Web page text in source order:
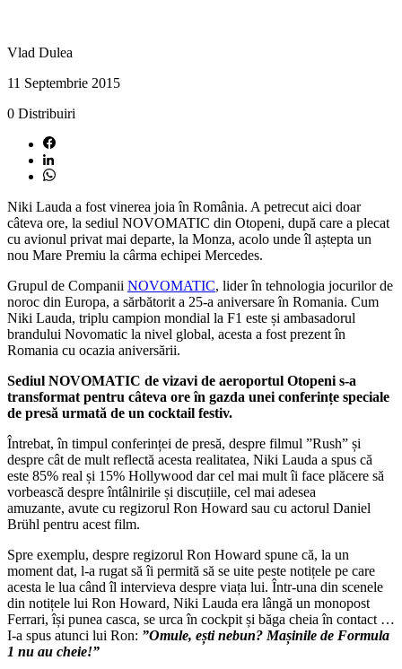
Vlad Dulea
11 Septembrie 2015
0 Distribuiri
Niki Lauda a fost vinerea joia în România. A petrecut aici doar
câteva ore, la sediul NOVOMATIC din Otopeni, după care a plecat
cu avionul privat mai departe, la Monza, acolo unde îl aștepta un
nou Mare Premiu la cârma echipei Mercedes.
Grupul de Companii NOVOMATIC, lider în tehnologia jocurilor de
noroc din Europa, a sărbătorit a 25-a aniversare în Romania. Cum
Niki Lauda, triplu campion mondial la F1 este și ambasadorul
brandului Novomatic la nivel global, acesta a fost prezent în
Romania cu ocazia aniversării.
Sediul NOVOMATIC de vizavi de aeroportul Otopeni s-a
transformat pentru câteva ore în gazda unei conferințe speciale
de presă urmată de un cocktail festiv.
Întrebat, în timpul conferinței de presă, despre filmul ”Rush” și
despre cât de mult reflectă acesta realitatea, Niki Lauda a spus că
este 85% real și 15% Hollywood dar cel mai mult îi face plăcere să
vorbească despre întâlnirile și discuțiile, cel mai adesea
amuzante, avute cu regizorul Ron Howard sau cu actorul Daniel
Brühl pentru acest film.
Spre exemplu, despre regizorul Ron Howard spune că, la un
moment dat, l-a rugat să îi permită să se uite peste notițele pe care
acesta le lua când îl intervieva despre viața lui. Într-una din scenele
din notițele lui Ron Howard, Niki Lauda era lângă un monopost
Ferrari, își punea casca, se urca în cockpit și băga cheia în contact …
I-a spus atunci lui Ron: ”Omule, ești nebun? Mașinile de Formula
1 nu au cheie!”